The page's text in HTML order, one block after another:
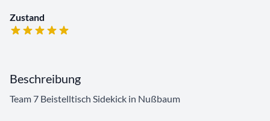
Zustand
Beschreibung
Team 7 Beistelltisch Sidekick in Nußbaum